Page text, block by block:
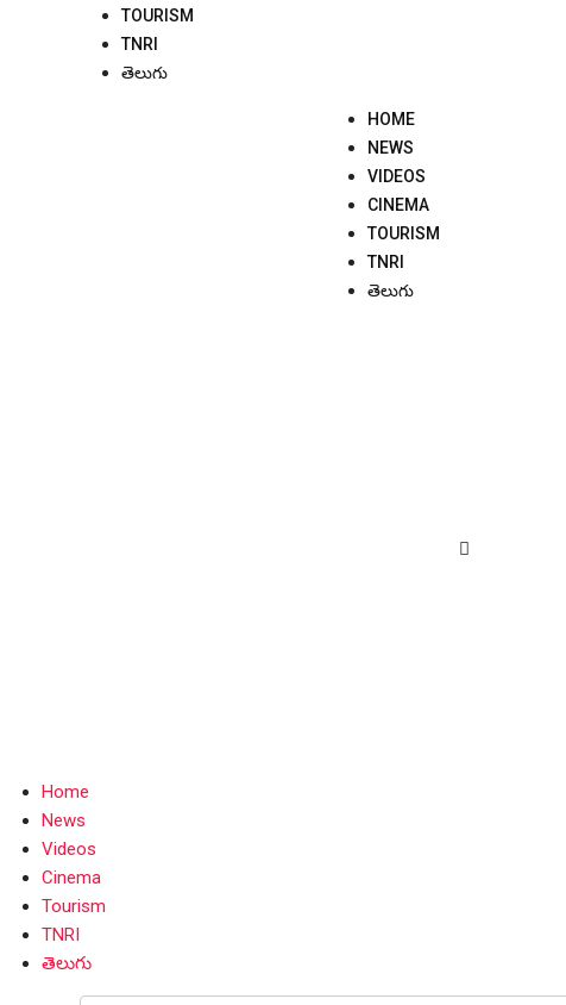
TOURISM
TNRI
తెలుగు
HOME
NEWS
VIDEOS
CINEMA
TOURISM
TNRI
తెలుగు
Home
News
Videos
Cinema
Tourism
TNRI
తెలుగు